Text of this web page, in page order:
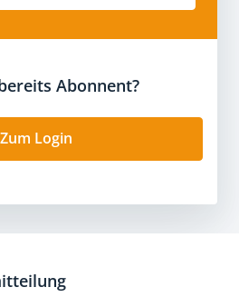
Abonnent?
Zum Login